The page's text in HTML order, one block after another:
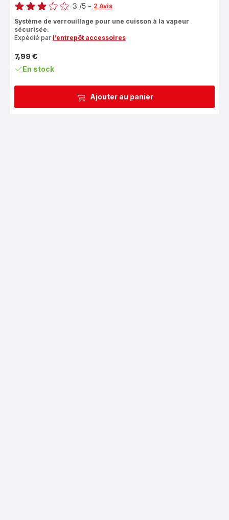
Ajouter au panier
3
étoiles
3 /5 - 2 Avis
Système de verrouillage pour une cuisson à la vapeur
sécurisée.
Expédié par l’entrepôt accessoires
Prix
7,99 €
En stock